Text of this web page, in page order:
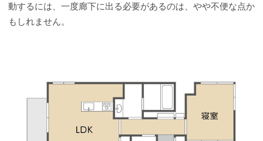
動するには、一度廊下に出る必要があるのは、やや不便な点か
もしれません。